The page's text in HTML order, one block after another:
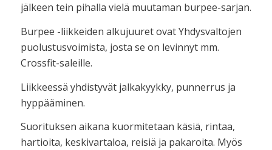
jälkeen tein pihalla vielä muutaman burpee-sarjan.
Burpee -liikkeiden alkujuuret ovat Yhdysvaltojen
puolustusvoimista, josta se on levinnyt mm.
Crossfit-saleille.
Liikkeessä yhdistyvät jalkakyykky, punnerrus ja
hyppääminen.
Suorituksen aikana kuormitetaan käsiä, rintaa,
hartioita, keskivartaloa, reisiä ja pakaroita. Myös